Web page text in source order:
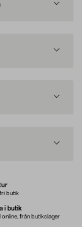
butik
i butik
online, från butikslager